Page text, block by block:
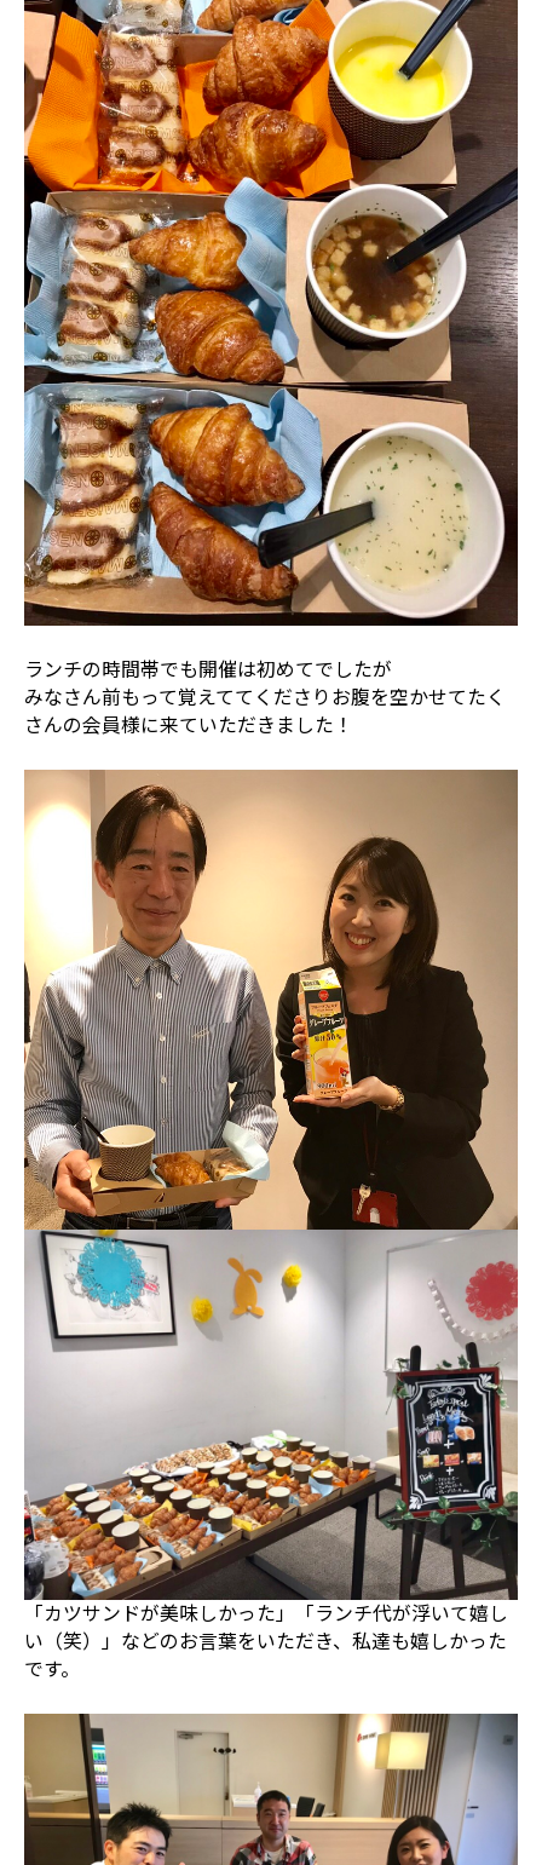
ランチの時間帯でも開催は初めてでしたが
みなさん前もって覚えててくださりお腹を空かせてたく
さんの会員様に来ていただきました！
「カツサンドが美味しかった」「ランチ代が浮いて嬉し
い（笑）」などのお言葉をいただき、私達も嬉しかった
です。